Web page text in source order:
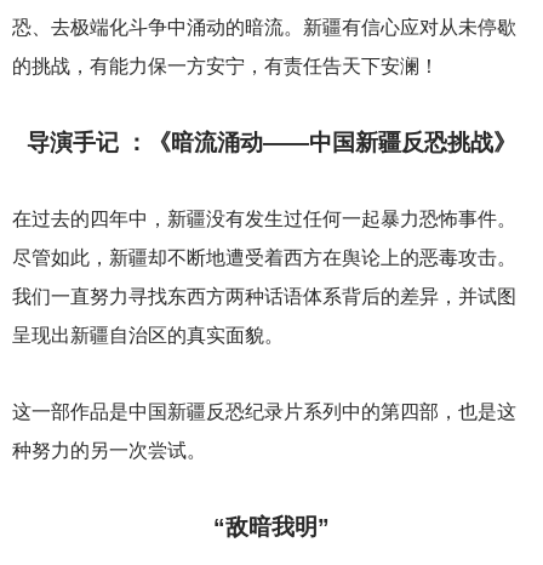
恐、去极端化斗争中涌动的暗流。新疆有信心应对从未停歇
的挑战，有能力保一方安宁，有责任告天下安澜！
导演手记 ：《暗流涌动——中国新疆反恐挑战》
在过去的四年中，新疆没有发生过任何一起暴力恐怖事件。
尽管如此，新疆却不断地遭受着西方在舆论上的恶毒攻击。
我们一直努力寻找东西方两种话语体系背后的差异，并试图
呈现出新疆自治区的真实面貌。
这一部作品是中国新疆反恐纪录片系列中的第四部，也是这
种努力的另一次尝试。
“敌暗我明”